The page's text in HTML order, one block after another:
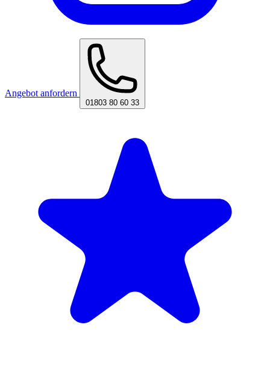
Angebot anfordern
01803 80 60 33